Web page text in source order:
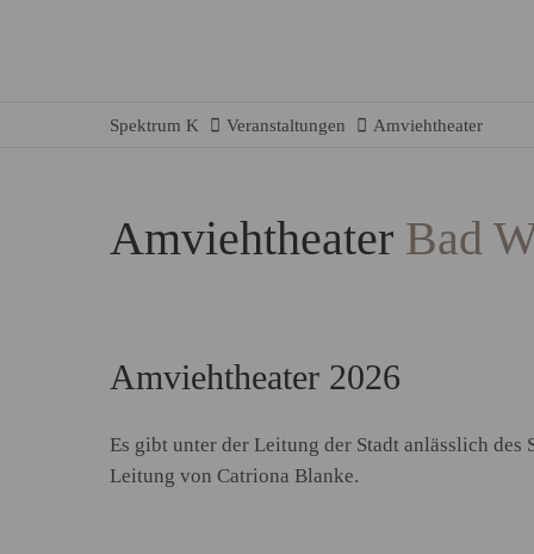
Spektrum K Veranstaltungen Amviehtheater
Amviehtheater Bad
Amviehtheater 2026
Es gibt unter der Leitung der Stadt anlässlich
Leitung von Catriona Blanke.